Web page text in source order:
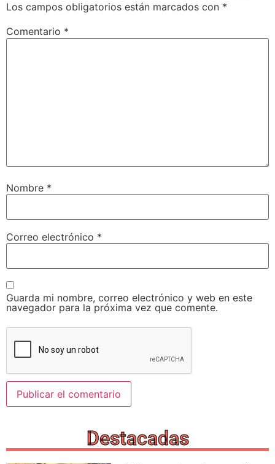
Los campos obligatorios están marcados con *
Comentario *
Nombre *
Correo electrónico *
Guarda mi nombre, correo electrónico y web en este
navegador para la próxima vez que comente.
Destacadas